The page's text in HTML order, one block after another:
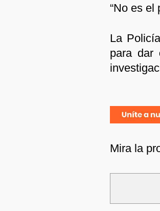
“No es el
La
para dar
Mira la